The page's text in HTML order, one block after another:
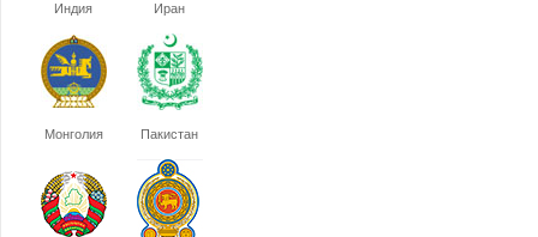
Индия Иран
Монголия Пакистан